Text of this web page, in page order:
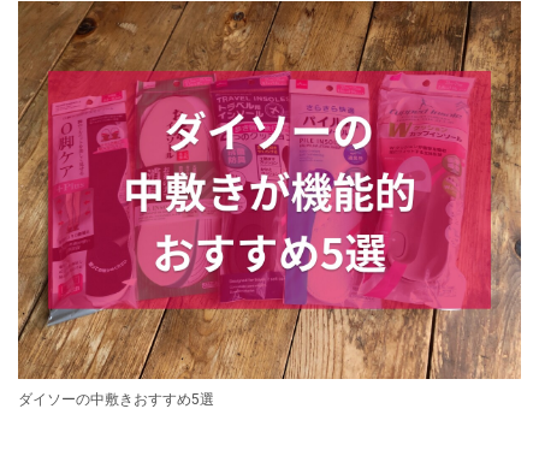
ダイソーの中敷きおすすめ5選